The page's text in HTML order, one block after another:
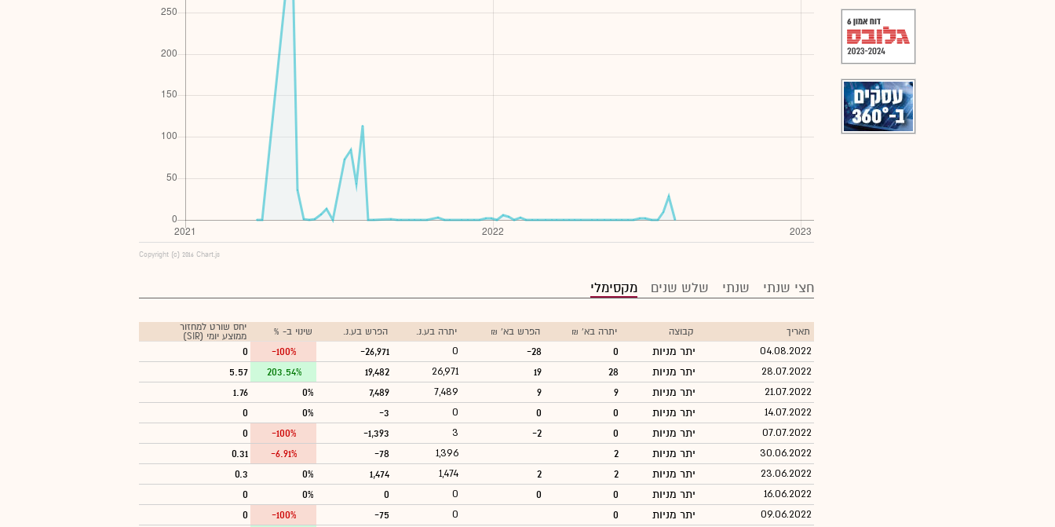
Copyright (c) 2016 Chart.js
חצי שנתי שנתי שלש שנים מקסימלי
תאריך קבוצה יתרה בא' ₪ הפרש בא' ₪ יתרה בע.נ. הפרש בע.נ. שינוי ב- %
יחס שורט למחזור
ממוצע יומי (SIR)
04.08.2022 יתר מניות 0
-28
0
-26,971
-100%
0
28.07.2022 יתר מניות 28
19
26,971
19,482
203.54%
5.57
21.07.2022 יתר מניות 9
9
7,489
7,489
0%
1.76
14.07.2022 יתר מניות 0
0
0
-3
0%
0
07.07.2022 יתר מניות 0
-2
3
-1,393
-100%
0
30.06.2022 יתר מניות 2
1,396
-78
-6.91%
0.31
23.06.2022 יתר מניות 2
2
1,474
1,474
0%
0.3
16.06.2022 יתר מניות 0
0
0
0
0%
0
09.06.2022 יתר מניות 0
0
-75
-100%
0